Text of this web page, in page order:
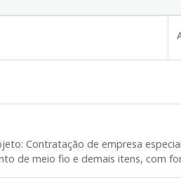
Contratação de empresa
de meio fio e demais itens, com